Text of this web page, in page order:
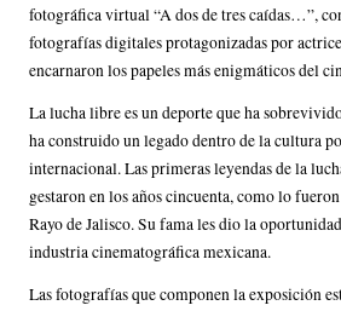
fotográfica virtual “A dos de tres caídas…”,
fotografías digitales protagonizadas por
encarnaron los papeles más enigmáticos del
La lucha libre es un deporte que ha
ha construido un legado dentro de la cultura
internacional. Las primeras leyendas de la
gestaron en los años cincuenta, como lo
Rayo de Jalisco. Su fama les dio la
industria cinematográfica mexicana.
Las fotografías que componen la exposición